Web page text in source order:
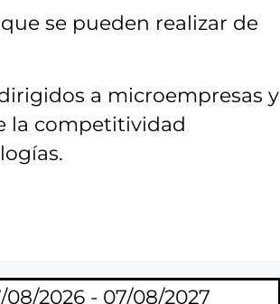
se pueden realizar de
a microempresas y
la competitividad